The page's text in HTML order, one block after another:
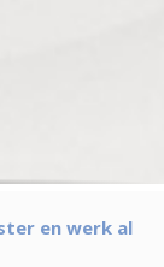
en werk al